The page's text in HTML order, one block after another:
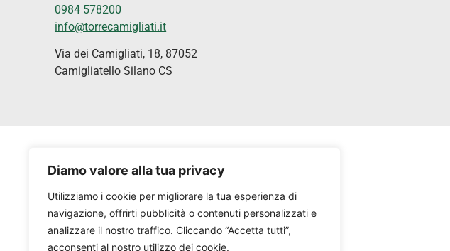
Diamo valore alla tua privacy
Utilizziamo i cookie per migliorare la tua esperienza di
navigazione, offrirti pubblicità o contenuti personalizzati e
analizzare il nostro traffico. Cliccando “Accetta tutti”,
acconsenti al nostro utilizzo dei cookie.
0984 578200
info@torrecamigliati.it
Via dei Camigliati, 18, 87052
Camigliatello Silano CS